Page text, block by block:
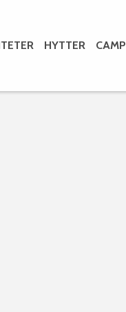
HYTTER